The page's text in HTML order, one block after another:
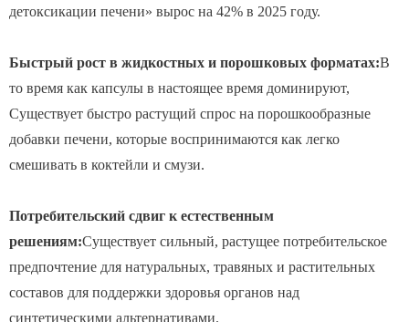
детоксикации печени» вырос на 42% в 2025 году.
Быстрый рост в жидкостных и порошковых форматах:В
то время как капсулы в настоящее время доминируют,
Существует быстро растущий спрос на порошкообразные
добавки печени, которые воспринимаются как легко
смешивать в коктейли и смузи.
Потребительский сдвиг к естественным
решениям:Существует сильный, растущее потребительское
предпочтение для натуральных, травяных и растительных
составов для поддержки здоровья органов над
синтетическими альтернативами.